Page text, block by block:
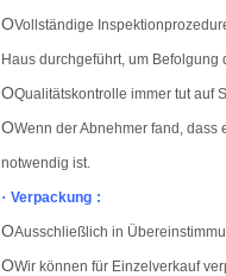
OVollständige
Haus durchgeführt, um
OQualitätskontrolle immer tut auf
OWenn der Abnehmer fand,
notwendig ist.
· Verpackung :
OAusschließlich in
OWir können für Einzelverkauf